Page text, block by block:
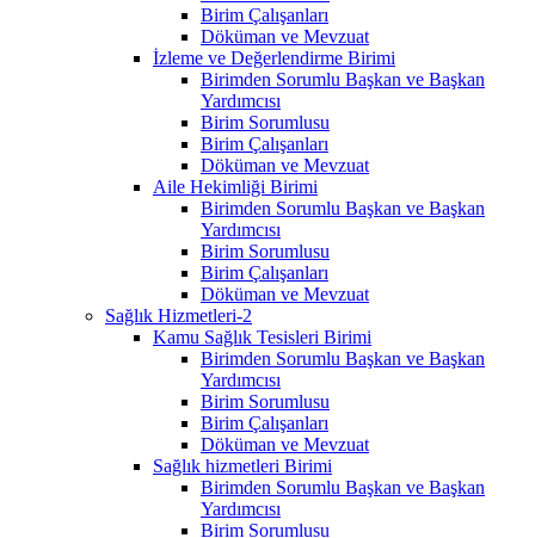
Birim Çalışanları
Döküman ve Mevzuat
İzleme ve Değerlendirme Birimi
Birimden Sorumlu Başkan ve Başkan
Yardımcısı
Birim Sorumlusu
Birim Çalışanları
Döküman ve Mevzuat
Aile Hekimliği Birimi
Birimden Sorumlu Başkan ve Başkan
Yardımcısı
Birim Sorumlusu
Birim Çalışanları
Döküman ve Mevzuat
Sağlık Hizmetleri-2
Kamu Sağlık Tesisleri Birimi
Birimden Sorumlu Başkan ve Başkan
Yardımcısı
Birim Sorumlusu
Birim Çalışanları
Döküman ve Mevzuat
Sağlık hizmetleri Birimi
Birimden Sorumlu Başkan ve Başkan
Yardımcısı
Birim Sorumlusu